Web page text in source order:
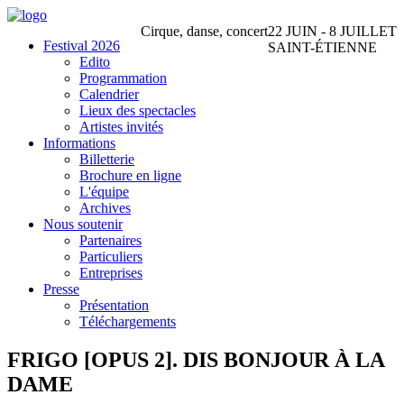
22 JUIN - 8 JUILLET
SAINT-ÉTIENNE
Cirque, danse, concert
Festival 2026
Edito
Programmation
Calendrier
Lieux des spectacles
Artistes invités
Informations
Billetterie
Brochure en ligne
L'équipe
Archives
Nous soutenir
Partenaires
Particuliers
Entreprises
Presse
Présentation
Téléchargements
FRIGO [OPUS 2]. DIS BONJOUR À LA
DAME